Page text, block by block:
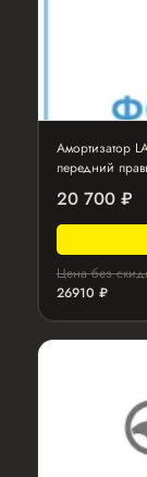
Амортизатор
передний
20 700 ₽
Цена без
26910 ₽